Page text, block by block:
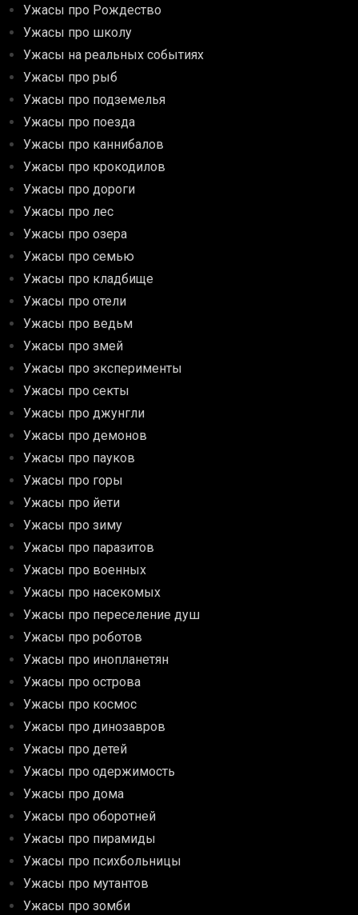
Ужасы про Рождество
Ужасы про школу
Ужасы на реальных событиях
Ужасы про рыб
Ужасы про подземелья
Ужасы про поезда
Ужасы про каннибалов
Ужасы про крокодилов
Ужасы про дороги
Ужасы про лес
Ужасы про озера
Ужасы про семью
Ужасы про кладбище
Ужасы про отели
Ужасы про ведьм
Ужасы про змей
Ужасы про эксперименты
Ужасы про секты
Ужасы про джунгли
Ужасы про демонов
Ужасы про пауков
Ужасы про горы
Ужасы про йети
Ужасы про зиму
Ужасы про паразитов
Ужасы про военных
Ужасы про насекомых
Ужасы про переселение душ
Ужасы про роботов
Ужасы про инопланетян
Ужасы про острова
Ужасы про космос
Ужасы про динозавров
Ужасы про детей
Ужасы про одержимость
Ужасы про дома
Ужасы про оборотней
Ужасы про пирамиды
Ужасы про психбольницы
Ужасы про мутантов
Ужасы про зомби